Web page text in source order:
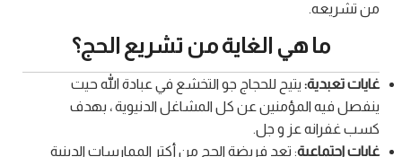
من تشريعه.
ما هي الغاية من تشريع الحج؟
غايات تعبدية: يتيح للحجاج جو التخشع في عبادة الله حيت
ينفصل فيه المؤمنين عن كل المشاغل الدنيوية ، بهدف
كسب غفرانه عز و جل.
غايات اجتماعية: تعد فريضة الحج من أكتر الممارسات الدينية